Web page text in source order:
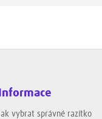
Informace
Jak vybrat správné razítko